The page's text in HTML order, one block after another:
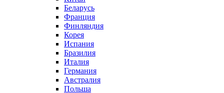
Беларусь
Франция
Финляндия
Корея
Испания
Бразилия
Италия
Германия
Австралия
Польша